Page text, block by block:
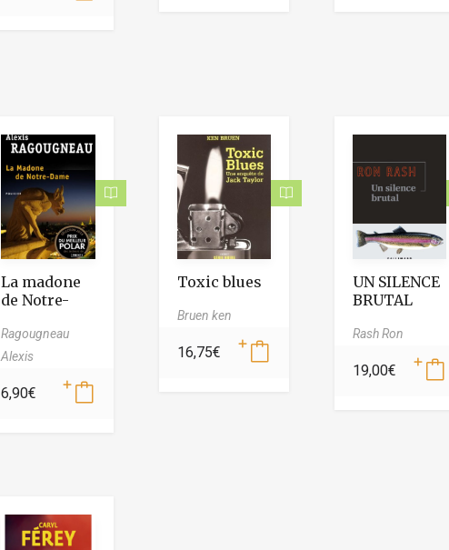
La madone
de Notre-
Ragougneau
Alexis
6,90€
Toxic blues
Bruen ken
16,75€
UN SILENCE
BRUTAL
Rash Ron
19,00€